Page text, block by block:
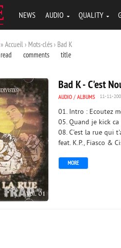
NEWS AUDIO QUALITY
» Accueil › Mots-clés › Bad K
read comments title
Bad K - C'est
AUDIO / ALBUMS 11-11-
01. Intro : Ecoutez
05. Quand je kick ca
08. C'est la rue qui
feat. K.P., Fiasco &
MORE